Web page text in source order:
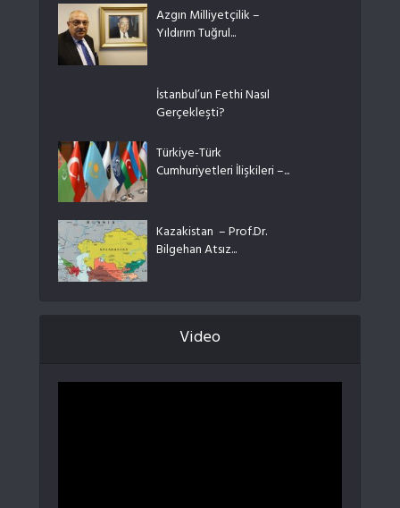
Azgın Milliyetçilik –
Yıldırım Tuğrul...
İstanbul’un Fethi Nasıl
Gerçekleşti?
Türkiye-Türk
Cumhuriyetleri İlişkileri –...
Kazakistan – Prof.Dr.
Bilgehan Atsız...
Video